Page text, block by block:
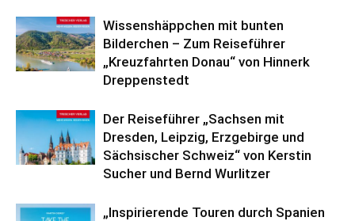
Wissenshäppchen mit bunten
Bilderchen – Zum Reiseführer
„Kreuzfahrten Donau“ von Hinnerk
Dreppenstedt
Der Reiseführer „Sachsen mit
Dresden, Leipzig, Erzgebirge und
Sächsischer Schweiz“ von Kerstin
Sucher und Bernd Wurlitzer
„Inspirierende Touren durch Spanien